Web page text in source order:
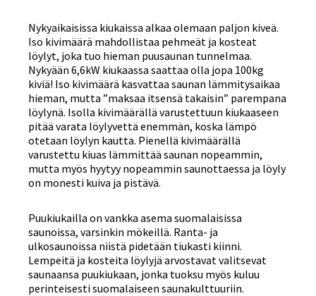
Nykyaikaisissa kiukaissa alkaa olemaan paljon kiveä.
Iso kivimäärä mahdollistaa pehmeät ja kosteat
löylyt, joka tuo hieman puusaunan tunnelmaa.
Nykyään 6,6kW kiukaassa saattaa olla jopa 100kg
kiviä! Iso kivimäärä kasvattaa saunan lämmitysaikaa
hieman, mutta ”maksaa itsensä takaisin” parempana
löylynä. Isolla kivimäärällä varustettuun kiukaaseen
pitää varata löylyvettä enemmän, koska lämpö
otetaan löylyn kautta. Pienellä kivimäärällä
varustettu kiuas lämmittää saunan nopeammin,
mutta myös hyytyy nopeammin saunottaessa ja löyly
on monesti kuiva ja pistävä.
Puukiukailla on vankka asema suomalaisissa
saunoissa, varsinkin mökeillä. Ranta- ja
ulkosaunoissa niistä pidetään tiukasti kiinni.
Lempeitä ja kosteita löylyjä arvostavat valitsevat
saunaansa puukiukaan, jonka tuoksu myös kuluu
perinteisesti suomalaiseen saunakulttuuriin.